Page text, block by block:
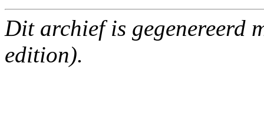
Dit archief is gegenereerd
edition).